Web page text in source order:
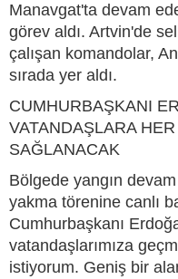
Manavgat'ta devam
görev aldı. Artvin'de
çalışan komandolar,
sırada yer aldı.
CUMHURBAŞKANI
VATANDAŞLARA
SAĞLANACAK
Bölgede yangın
yakma törenine canlı
Cumhurbaşkanı
vatandaşlarımıza
istiyorum. Geniş bir